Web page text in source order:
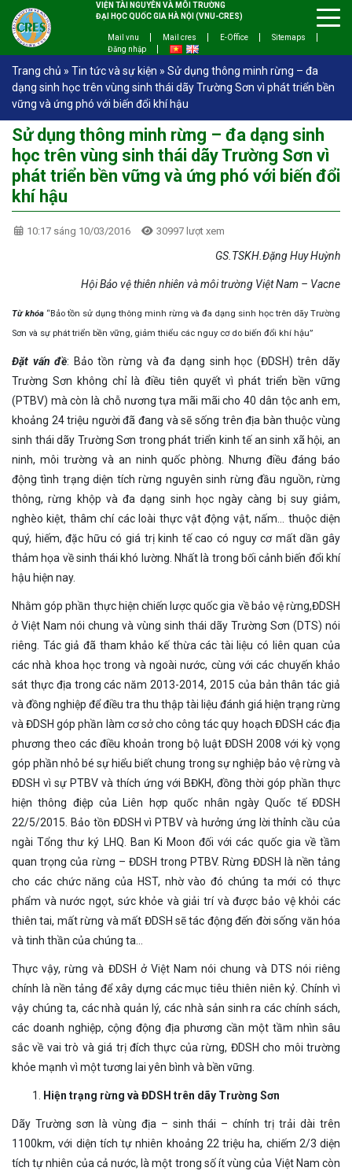
VIỆN TÀI NGUYÊN VÀ MÔI TRƯỜNG
ĐẠI HỌC QUỐC GIA HÀ NỘI (VNU-CRES)
Mail vnu Mail cres E-Office
Sitemaps
Đăng nhập
Trang chủ » Tin tức và sự kiện » Sử dụng thông minh rừng – đa
dạng sinh học trên vùng sinh thái dãy Trường Sơn vì phát triển bền
vững và ứng phó với biến đổi khí hậu
Sử dụng thông minh rừng – đa dạng sinh
học trên vùng sinh thái dãy Trường Sơn vì
phát triển bền vững và ứng phó với biến đổi
khí hậu
10:17 sáng 10/03/2016 30997 lượt xem
GS.TSKH.Đặng Huy Huỳnh
Hội Bảo vệ thiên nhiên và môi trường Việt Nam – Vacne
Từ khóa “Bảo tồn sử dụng thông minh rừng và đa dạng sinh học trên dãy Trường
Sơn và sự phát triển bền vững, giảm thiểu các nguy cơ do biến đổi khí hậu”
Đặt vấn đề: Bảo tồn rừng và đa dạng sinh học (ĐDSH) trên dãy
Trường Sơn không chỉ là điều tiên quyết vì phát triển bền vững
(PTBV) mà còn là chỗ nương tựa mãi mãi cho 40 dân tộc anh em,
khoảng 24 triệu người đã đang và sẽ sống trên địa bàn thuộc vùng
sinh thái dãy Trường Sơn trong phát triển kinh tế an sinh xã hội, an
ninh, môi trường và an ninh quốc phòng. Nhưng điều đáng báo
động tình trạng diện tích rừng nguyên sinh rừng đầu nguồn, rừng
thông, rừng khộp và đa dạng sinh học ngày càng bị suy giảm,
nghèo kiệt, thâm chí các loài thực vật động vật, nấm… thuộc diện
quý, hiếm, đặc hữu có giá trị kinh tế cao có nguy cơ mất dần gây
thảm họa về sinh thái khó lường. Nhất là trong bối cảnh biến đổi khí
hậu hiện nay.
Nhằm góp phần thực hiện chiến lược quốc gia về bảo vệ rừng,ĐDSH
ở Việt Nam nói chung và vùng sinh thái dãy Trường Sơn (DTS) nói
riêng. Tác giả đã tham khảo kế thừa các tài liệu có liên quan của
các nhà khoa học trong và ngoài nước, cùng với các chuyến khảo
sát thực địa trong các năm 2013-2014, 2015 của bản thân tác giả
và đồng nghiệp để điều tra thu thập tài liệu đánh giá hiện trạng rừng
và ĐDSH góp phần làm cơ sở cho công tác quy hoạch ĐDSH các địa
phương theo các điều khoản trong bộ luật ĐDSH 2008 với kỳ vọng
góp phần nhỏ bé sự hiểu biết chung trong sự nghiệp bảo vệ rừng và
ĐDSH vì sự PTBV và thích ứng với BĐKH, đồng thời góp phần thực
hiện thông điệp của Liên hợp quốc nhân ngày Quốc tế ĐDSH
22/5/2015. Bảo tồn ĐDSH vì PTBV và hưởng ứng lời thỉnh cầu của
ngài Tổng thư ký LHQ. Ban Ki Moon đối với các quốc gia về tầm
quan trọng của rừng – ĐDSH trong PTBV. Rừng ĐDSH là nền tảng
cho các chức năng của HST, nhờ vào đó chúng ta mới có thực
phẩm và nước ngọt, sức khỏe và giải trí và được bảo vệ khỏi các
thiên tai, mất rừng và mất ĐDSH sẽ tác động đến đời sống văn hóa
và tinh thần của chúng ta…
Thực vậy, rừng và ĐDSH ở Việt Nam nói chung và DTS nói riêng
chính là nền tảng để xây dựng các mục tiêu thiên niên kỷ. Chính vì
vậy chúng ta, các nhà quản lý, các nhà sản sinh ra các chính sách,
các doanh nghiệp, cộng động địa phương cần một tầm nhìn sâu
sắc về vai trò và giá trị đích thực của rừng, ĐDSH cho môi trường
khỏe mạnh vì một tương lai yên bình và bền vững.
Hiện trạng rừng và ĐDSH trên dãy Trường Sơn
Dãy Trường sơn là vùng địa – sinh thái – chính trị trải dài trên
1100km, với diện tích tự nhiên khoảng 22 triệu ha, chiếm 2/3 diện
tích tự nhiên của cả nước, là một trong số ít vùng của Việt Nam còn